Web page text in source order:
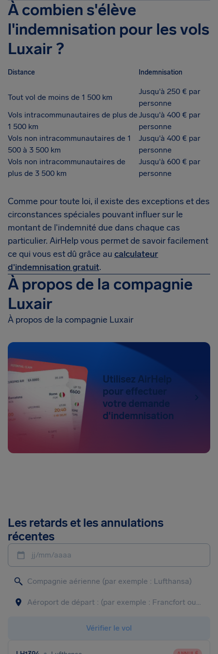
À combien s'élève
l'indemnisation pour les vols
Luxair ?
Distance Indemnisation
Tout vol de moins de 1 500 km
Jusqu'à 250 € par
personne
Vols intracommunautaires de plus de
1 500 km
Jusqu'à 400 € par
personne
Vols non intracommunautaires de 1
500 à 3 500 km
Jusqu'à 400 € par
personne
Vols non intracommunautaires de
plus de 3 500 km
Jusqu'à 600 € par
personne
Comme pour toute loi, il existe des exceptions et des
circonstances spéciales pouvant influer sur le
montant de l'indemnité due dans chaque cas
particulier. AirHelp vous permet de savoir facilement
ce qui vous est dû grâce au calculateur
d'indemnisation gratuit.
À propos de la compagnie
Luxair
À propos de la compagnie Luxair
Utilisez AirHelp
pour effectuer
votre demande
d'indemnisation
Les retards et les annulations
récentes
jj/mm/aaaa
Vérifier le vol